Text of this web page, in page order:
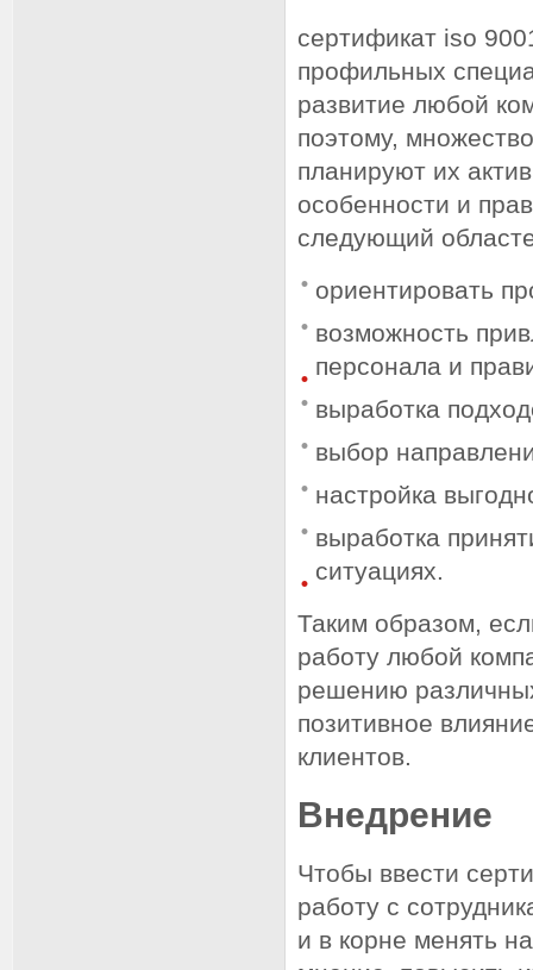
сертификат iso
профильных
развитие любой
поэтому,
планируют их
особенности и
следующий
ориентировать
возможность
персонала и
выработка
выбор
настройка
выработка
ситуациях.
Таким образом,
работу любой
решению
позитивное
клиентов.
Внедрение
Чтобы ввести
работу с
и в корне менять